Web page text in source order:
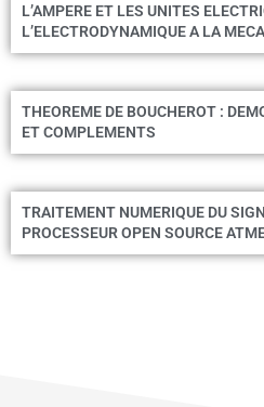
L’AMPERE ET LES UNITES
L’ELECTRODYNAMIQUE A LA
THEOREME DE BOUCHEROT :
ET COMPLEMENTS
TRAITEMENT NUMERIQUE DU
PROCESSEUR OPEN SOURCE